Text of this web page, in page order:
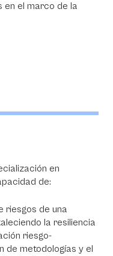
en el marco de la
en
de:
riesgos de una
la resiliencia
riesgo-
de metodologías y el